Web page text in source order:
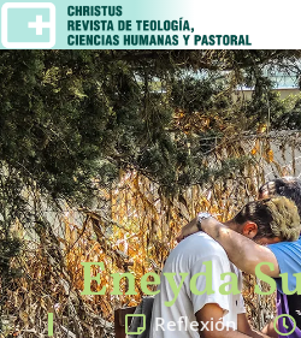
Eneyda
Reflexión